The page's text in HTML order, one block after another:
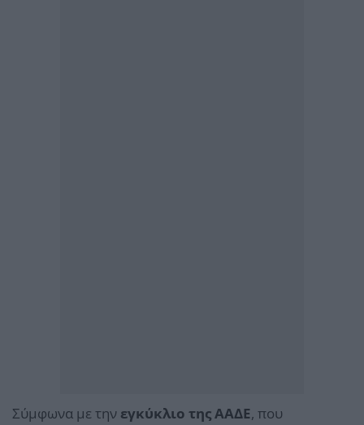
Σύμφωνα με την εγκύκλιο της ΑΑΔΕ, που